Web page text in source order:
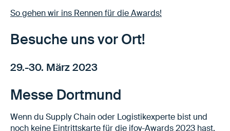
So gehen wir ins Rennen für die Awards!
Besuche uns vor Ort!
29.-30. März 2023
Messe Dortmund
Wenn du Supply Chain oder Logistikexperte bist und
noch keine Eintrittskarte für die ifoy-Awards 2023 hast,